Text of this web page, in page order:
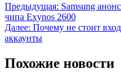
Предыдущая: Samsung
чипа Exynos 2600
Далее: Почему не стоит
аккаунты
Похожие новости